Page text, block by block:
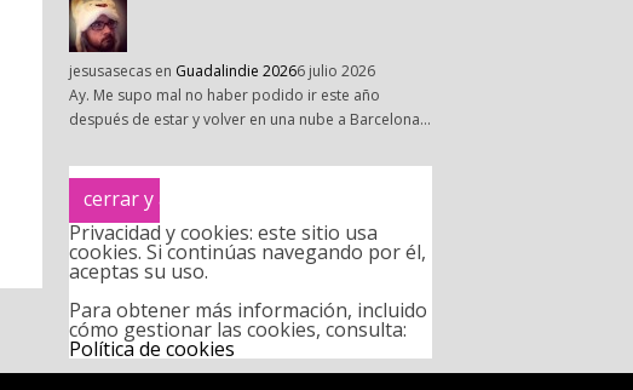
jesusasecas en Guadalindie 20266 julio 2026
Ay. Me supo mal no haber podido ir este año
después de estar y volver en una nube a Barcelona…
Privacidad y cookies: este sitio usa
cookies. Si continúas navegando por él,
aceptas su uso.
Para obtener más información, incluido
cómo gestionar las cookies, consulta:
Política de cookies